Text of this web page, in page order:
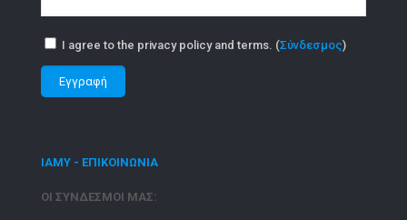
I agree to the privacy policy and terms. (Σύνδεσμος)
ΙΑΜΥ - ΕΠΙΚΟΙΝΩΝΙΑ
ΟΙ ΣΥΝΔΕΣΜΟΙ ΜΑΣ: